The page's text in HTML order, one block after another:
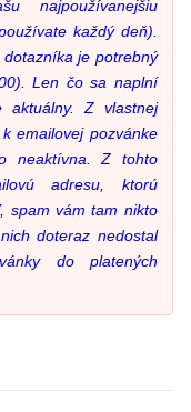
najpoužívanejšiu
každý deň).
je potrebný
Len čo sa naplní
aktuálny. Z vlastnej
emailovej pozvánke
neaktívna. Z tohto
adresu, ktorú
spam vám tam nikto
doteraz nedostal
do platených